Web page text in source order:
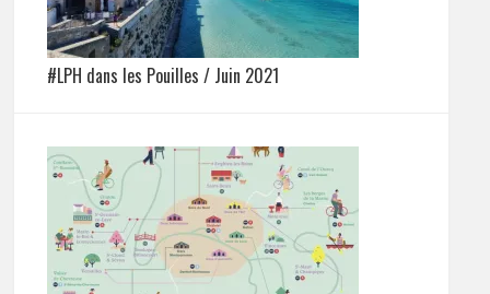
#LPH dans les Pouilles / Juin 2021